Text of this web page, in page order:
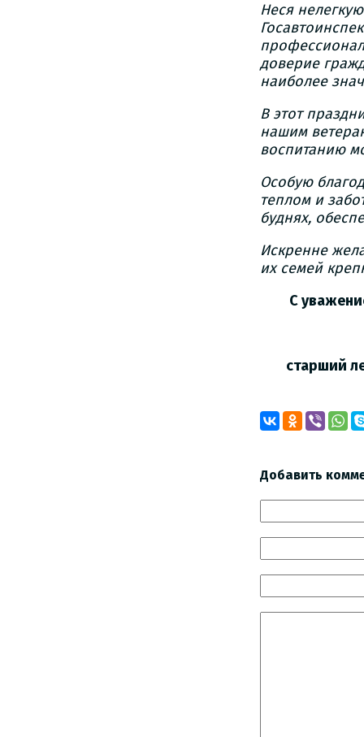
Неся
доверие
наиболее
В этот
нашим
воспитанию
Особую
теплом и
буднях,
Искренне
их семей
С
старший
Добавить